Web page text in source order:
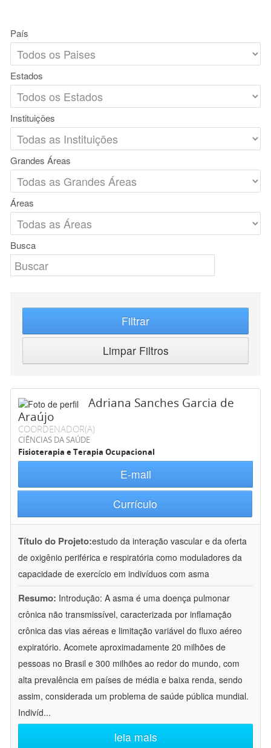
País
Estados
Instituições
Grandes Áreas
Áreas
Busca
Filtrar
Limpar Filtros
Adriana Sanches Garcia de
Araújo
COORDENADOR(A)
CIÊNCIAS DA SAÚDE
Fisioterapia e Terapia Ocupacional
E-mail
Currículo
Título do Projeto:estudo da interação vascular e da oferta
de oxigênio periférica e respiratória como moduladores da
capacidade de exercício em indivíduos com asma
Resumo: Introdução: A asma é uma doença pulmonar
crônica não transmissível, caracterizada por inflamação
crônica das vias aéreas e limitação variável do fluxo aéreo
expiratório. Acomete aproximadamente 20 milhões de
pessoas no Brasil e 300 milhões ao redor do mundo, com
alta prevalência em países de média e baixa renda, sendo
assim, considerada um problema de saúde pública mundial.
Indivíd...
leia mais